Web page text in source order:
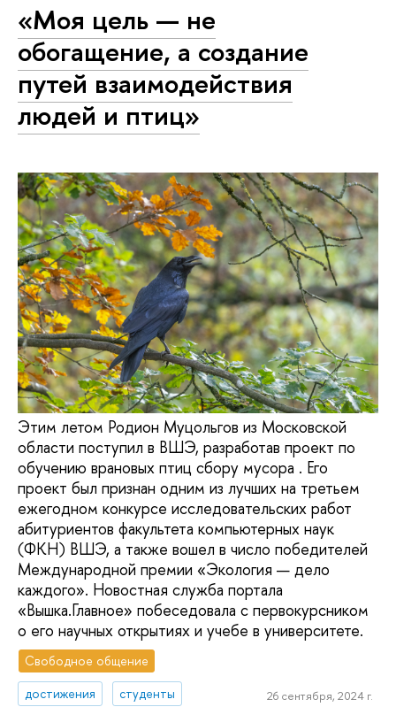
«Моя цель — не
обогащение, а создание
путей взаимодействия
людей и птиц»
Этим летом Родион Муцольгов из Московской
области поступил в ВШЭ, разработав проект по
обучению врановых птиц сбору мусора . Его
проект был признан одним из лучших на третьем
ежегодном конкурсе исследовательских работ
абитуриентов факультета компьютерных наук
(ФКН) ВШЭ, а также вошел в число победителей
Международной премии «Экология — дело
каждого». Новостная служба портала
«Вышка.Главное» побеседовала с первокурсником
о его научных открытиях и учебе в университете.
Свободное общение
достижения
студенты 26 сентября, 2024 г.